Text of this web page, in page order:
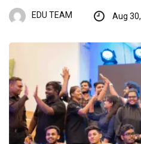
EDU TEAM Aug